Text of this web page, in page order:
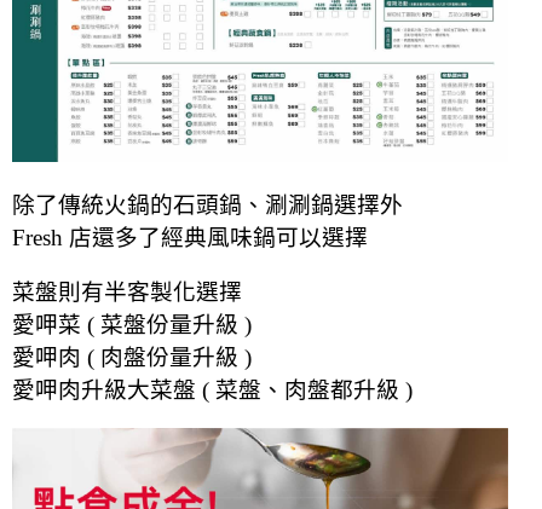
除了傳統火鍋的石頭鍋、涮涮鍋選擇外
Fresh 店還多了經典風味鍋可以選擇
菜盤則有半客製化選擇
愛呷菜 ( 菜盤份量升級 )
愛呷肉 ( 肉盤份量升級 )
愛呷肉升級大菜盤 ( 菜盤、肉盤都升級 )